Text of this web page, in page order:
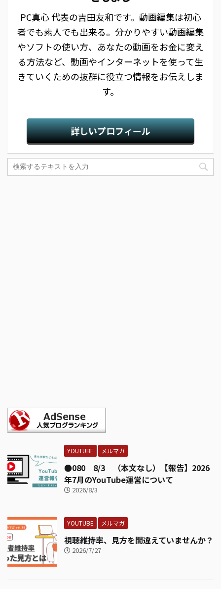
PC真心 代表の吉田友和です。動画編集は初心
者でも素人でも出来る。分かりやすい動画編集
やソフトの使い方、あなたの動画をお金に変え
る方法など、動画やインターネットを使って生
きていくための抜群に役立つ情報をお伝えしま
す。
詳しいプロフィール
YOUTUBE メルマガ
●080 8/3 （本文なし）【報告】2026
年7月のYouTube運営について
2026/8/3
YOUTUBE メルマガ
視聴維持率、見方を間違えていませんか？
2026/7/27